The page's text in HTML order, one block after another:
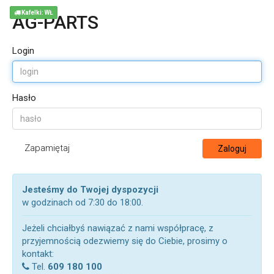
AG-PARTS
Login
Hasło
Zapamiętaj Zaloguj
Jesteśmy do Twojej dyspozycji
w godzinach od 7:30 do 18:00.
Jeżeli chciałbyś nawiązać z nami współpracę, z
przyjemnością odezwiemy się do Ciebie, prosimy o
kontakt:
Tel. 609 180 100
Kafelki: WŁ